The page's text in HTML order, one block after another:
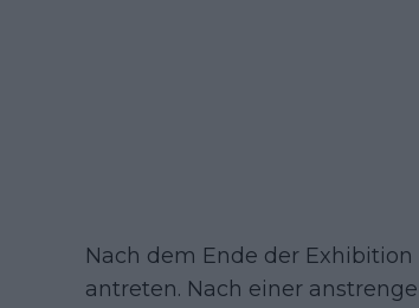
Nach dem Ende der
antreten. Nach einer